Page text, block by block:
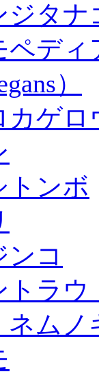
ジタナ
ペデ
）
カゲロ
トンボ
ンコ
トラウ
ネム